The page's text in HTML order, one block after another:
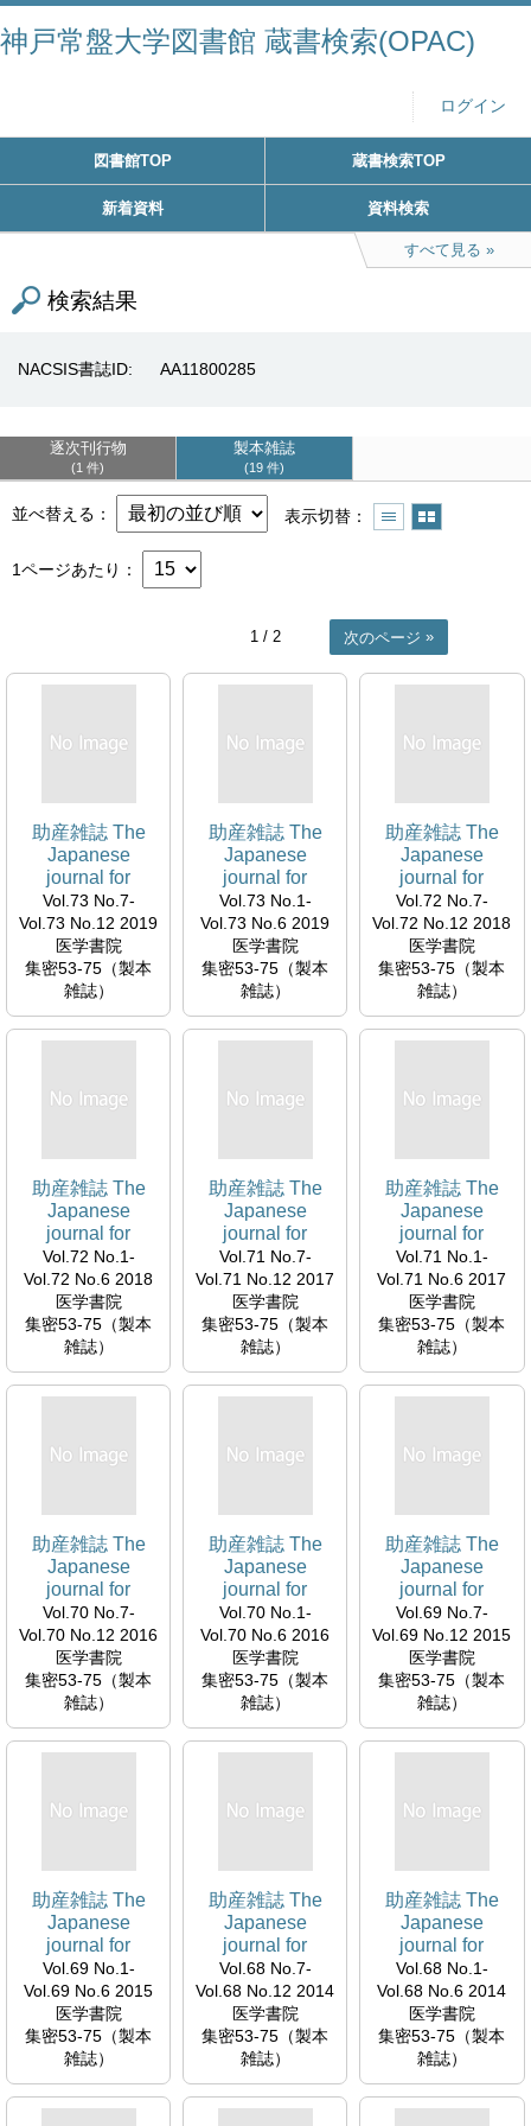
神戸常盤大学図書館 蔵書検索(OPAC)
ログイン
図書館TOP 蔵書検索TOP
新着資料 資料検索
すべて見る
検索結果
NACSIS書誌ID AA11800285
逐次刊行物
1 件
製本雑誌
19 件
並べ替える 表示切替
1ページあたり
1 / 2 次のページ
助産雑誌 The
Japanese
journal for
midwives
Vol.73 No.7-
Vol.73 No.12 2019
医学書院
集密53-75（製本
雑誌）
助産雑誌 The
Japanese
journal for
midwives
Vol.73 No.1-
Vol.73 No.6 2019
医学書院
集密53-75（製本
雑誌）
助産雑誌 The
Japanese
journal for
midwives
Vol.72 No.7-
Vol.72 No.12 2018
医学書院
集密53-75（製本
雑誌）
助産雑誌 The
Japanese
journal for
midwives
Vol.72 No.1-
Vol.72 No.6 2018
医学書院
集密53-75（製本
雑誌）
助産雑誌 The
Japanese
journal for
midwives
Vol.71 No.7-
Vol.71 No.12 2017
医学書院
集密53-75（製本
雑誌）
助産雑誌 The
Japanese
journal for
midwives
Vol.71 No.1-
Vol.71 No.6 2017
医学書院
集密53-75（製本
雑誌）
助産雑誌 The
Japanese
journal for
midwives
Vol.70 No.7-
Vol.70 No.12 2016
医学書院
集密53-75（製本
雑誌）
助産雑誌 The
Japanese
journal for
midwives
Vol.70 No.1-
Vol.70 No.6 2016
医学書院
集密53-75（製本
雑誌）
助産雑誌 The
Japanese
journal for
midwives
Vol.69 No.7-
Vol.69 No.12 2015
医学書院
集密53-75（製本
雑誌）
助産雑誌 The
Japanese
journal for
midwives
Vol.69 No.1-
Vol.69 No.6 2015
医学書院
集密53-75（製本
雑誌）
助産雑誌 The
Japanese
journal for
midwives
Vol.68 No.7-
Vol.68 No.12 2014
医学書院
集密53-75（製本
雑誌）
助産雑誌 The
Japanese
journal for
midwives
Vol.68 No.1-
Vol.68 No.6 2014
医学書院
集密53-75（製本
雑誌）